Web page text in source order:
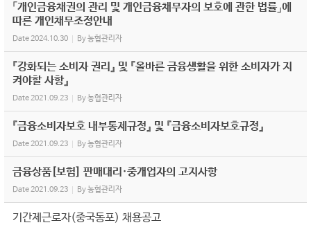
「개인금융채권의 관리 및 개인금융채무자의 보호에 관한 법률」에
따른 개인채무조정안내
Date2024.10.30 By농협관리자
『강화되는 소비자 권리』 및 『올바른 금융생활을 위한 소비자가 지
켜야할 사항』
Date2021.09.23 By농협관리자
『금융소비자보호 내부통제규정』 및 『금융소비자보호규정』
Date2021.09.23 By농협관리자
금융상품[보험] 판매대리·중개업자의 고지사항
Date2021.09.23 By농협관리자
기간제근로자(중국동포) 채용공고